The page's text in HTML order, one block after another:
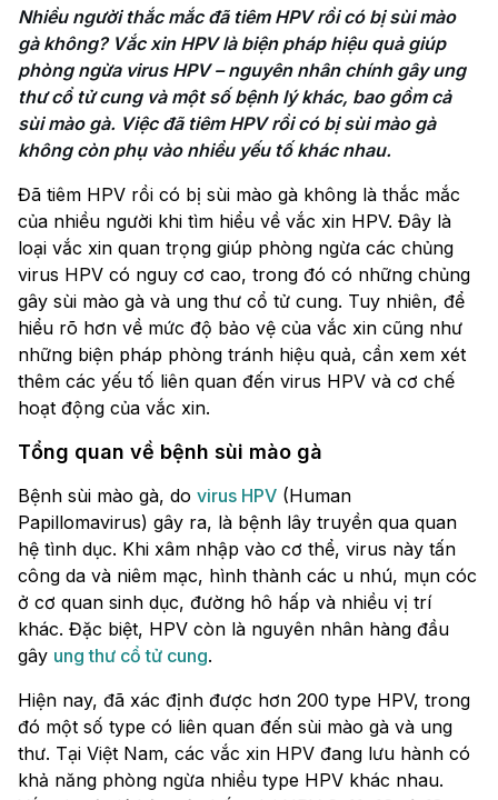
Nhiều người thắc mắc đã tiêm HPV rồi có bị sùi mào
gà không? Vắc xin HPV là biện pháp hiệu quả giúp
phòng ngừa virus HPV – nguyên nhân chính gây ung
thư cổ tử cung và một số bệnh lý khác, bao gồm cả
sùi mào gà. Việc đã tiêm HPV rồi có bị sùi mào gà
không còn phụ vào nhiều yếu tố khác nhau.
Đã tiêm HPV rồi có bị sùi mào gà không là thắc mắc
của nhiều người khi tìm hiểu về vắc xin HPV. Đây là
loại vắc xin quan trọng giúp phòng ngừa các chủng
virus HPV có nguy cơ cao, trong đó có những chủng
gây sùi mào gà và ung thư cổ tử cung. Tuy nhiên, để
hiểu rõ hơn về mức độ bảo vệ của vắc xin cũng như
những biện pháp phòng tránh hiệu quả, cần xem xét
thêm các yếu tố liên quan đến virus HPV và cơ chế
hoạt động của vắc xin.
Tổng quan về bệnh sùi mào gà
Bệnh sùi mào gà, do virus HPV (Human
Papillomavirus) gây ra, là bệnh lây truyền qua quan
hệ tình dục. Khi xâm nhập vào cơ thể, virus này tấn
công da và niêm mạc, hình thành các u nhú, mụn cóc
ở cơ quan sinh dục, đường hô hấp và nhiều vị trí
khác. Đặc biệt, HPV còn là nguyên nhân hàng đầu
gây ung thư cổ tử cung.
Hiện nay, đã xác định được hơn 200 type HPV, trong
đó một số type có liên quan đến sùi mào gà và ung
thư. Tại Việt Nam, các vắc xin HPV đang lưu hành có
khả năng phòng ngừa nhiều type HPV khác nhau.